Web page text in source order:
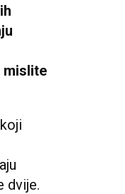
mislite
dvije.